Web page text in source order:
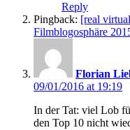
Reply
Pingback: [real
Filmblogosphäre
Florian
09/01/2016 at 19:19
In der Tat: viel Lob
den Top 10 nicht